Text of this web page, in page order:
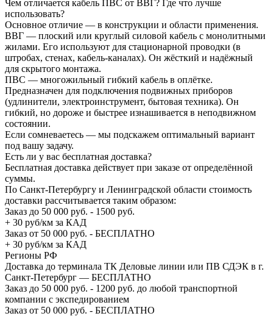
Чем отличается кабель ПВС от ВВГ? Где что лучше
использовать?
Основное отличие — в конструкции и области применения.
ВВГ — плоский или круглый силовой кабель с монолитными
жилами. Его используют для стационарной проводки (в
штробах, стенах, кабель-каналах). Он жёсткий и надёжный
для скрытого монтажа.
ПВС — многожильный гибкий кабель в оплётке.
Предназначен для подключения подвижных приборов
(удлинители, электроинструмент, бытовая техника). Он
гибкий, но дороже и быстрее изнашивается в неподвижном
состоянии.
Если сомневаетесь — мы подскажем оптимальный вариант
под вашу задачу.
Есть ли у вас бесплатная доставка?
Бесплатная доставка действует при заказе от определённой
суммы.
По Санкт-Петербургу и Ленинградской области стоимость
доставки рассчитывается таким образом:
Заказ до 50 000 руб. - 1500 руб.
+ 30 руб/км за КАД
Заказ от 50 000 руб. - БЕСПЛАТНО
+ 30 руб/км за КАД
Регионы РФ
Доставка до терминала ТК Деловые линии или ПВ СДЭК в г.
Санкт-Петербург — БЕСПЛАТНО
Заказ до 50 000 руб. - 1200 руб. до любой транспортной
компании с экспедированием
Заказ от 50 000 руб. - БЕСПЛАТНО